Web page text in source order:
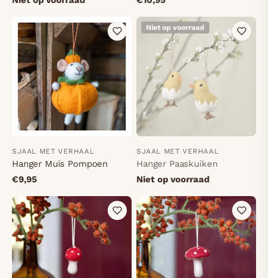
SJAAL MET VERHAAL
Hanger Muis Pompoen
€9,95
Niet op voorraad
SJAAL MET VERHAAL
Hanger Paaskuiken
Niet op voorraad